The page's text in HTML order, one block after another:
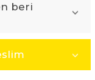
beri